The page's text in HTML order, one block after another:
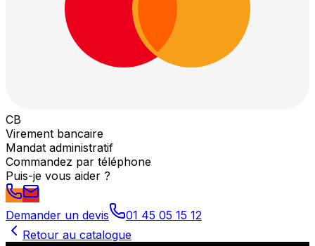
CB
Virement bancaire
Mandat administratif
Commandez par téléphone
Puis-je vous aider ?
Demander un devis
01 45 05 15 12
Retour au catalogue